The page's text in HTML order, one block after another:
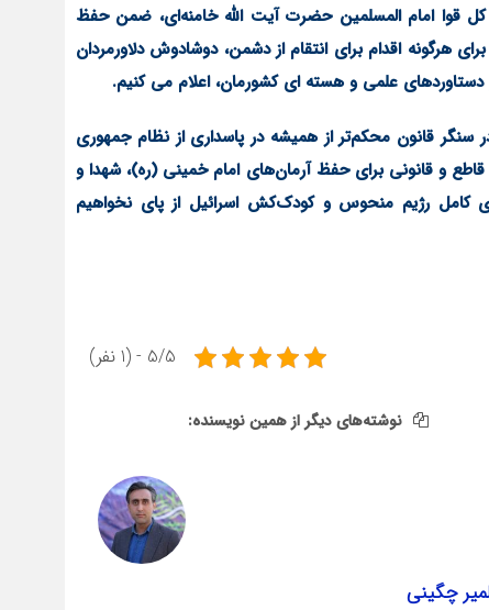
کل قوا امام المسلمین حضرت آیت الله خامنه‌ای، ضمن حفظ
هرگونه اقدام برای انتقام از دشمن، دوشادوش دلاورمردان
دستاوردهای علمی و هسته ای کشورمان، اعلام می کنیم.
قانون محکم‌تر از همیشه در پاسداری از نظام جمهوری
قاطع و قانونی برای حفظ آرمان‌های امام خمینی (ره)، شهدا و
کامل رژیم منحوس و کودک‌کش اسرائیل از پای نخواهیم
5/5 - (1 نفر)
نوشته‌های دیگر از همین نویسنده:
چگینی